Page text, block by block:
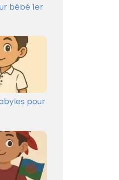
bébé 1er
pour